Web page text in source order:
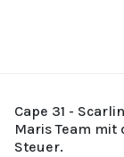
Cape 31 -
Maris Team
Steuer.